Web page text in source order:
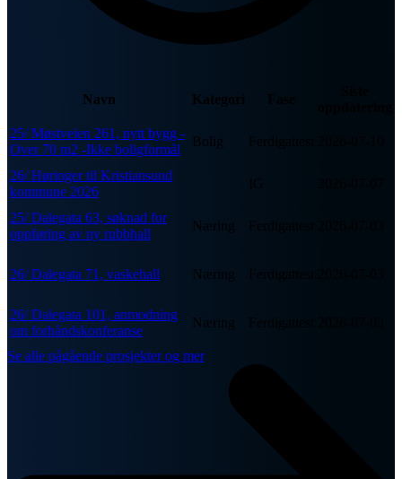
Navn Kategori
25/ Møstveien 261, nytt bygg -
Over 70 m2 -Ikke boligformål
Bolig Ferdigattest
26/ Høringer til Kristiansund
kommune 2026
IG
25/ Dalegata 63, søknad for
oppføring av ny rubbhall
Næring Ferdigattest
26/ Dalegata 71, vaskehall Næring Ferdigattest
26/ Dalegata 101, anmodning
om forhåndskonferanse
Næring Ferdigattest
Se alle pågående prosjekter og mer